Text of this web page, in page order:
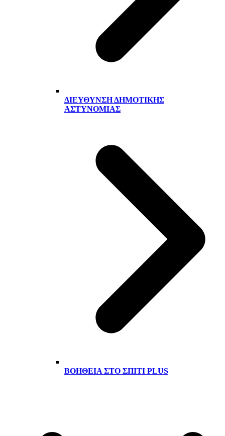
ΔΙΕΎΘΥΝΣΗ ΔΗΜΟΤΙΚΉΣ
ΑΣΤΥΝΟΜΊΑΣ
ΒΟΉΘΕΙΑ ΣΤΟ ΣΠΊΤΙ PLUS